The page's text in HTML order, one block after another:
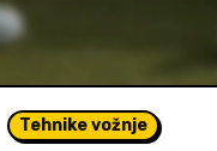
Tehnike vožnje